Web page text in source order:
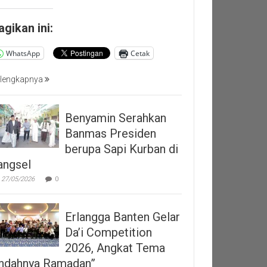
ini:
WhatsApp Cetak
Benyamin Serahkan
Banmas Presiden
berupa Sapi Kurban di
27/05/2026 0
Erlangga Banten Gelar
Da’i Competition
2026, Angkat Tema
Ramadan”